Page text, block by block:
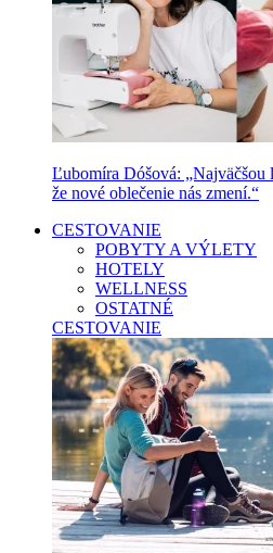
Ľubomíra Dóšová: „Najväčšou
že nové oblečenie nás zmení.“
CESTOVANIE
POBYTY A VÝLETY
HOTELY
WELLNESS
OSTATNÉ
CESTOVANIE